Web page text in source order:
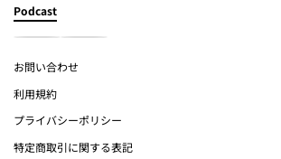
Podcast
お問い合わせ
利用規約
プライバシーポリシー
特定商取引に関する表記